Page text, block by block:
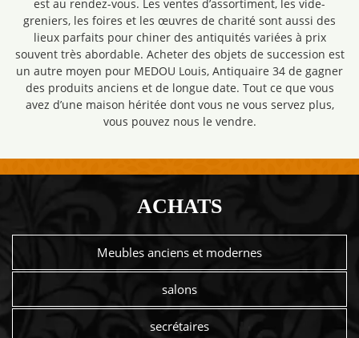
est au rendez-vous. Les ventes d’assortiment, les vide-
greniers, les foires et les œuvres de charité sont aussi des
lieux parfaits pour chiner des antiquités variées à prix
souvent très abordable. Acheter des objets de succession est
un autre moyen pour MEDOU Louis, Antiquaire 34 de gagner
des produits anciens et de longue date. Tout ce que vous
avez d’une maison héritée dont vous ne vous servez plus,
vous pouvez nous le vendre.
ACHATS
Meubles anciens et modernes
salons
secrétaires